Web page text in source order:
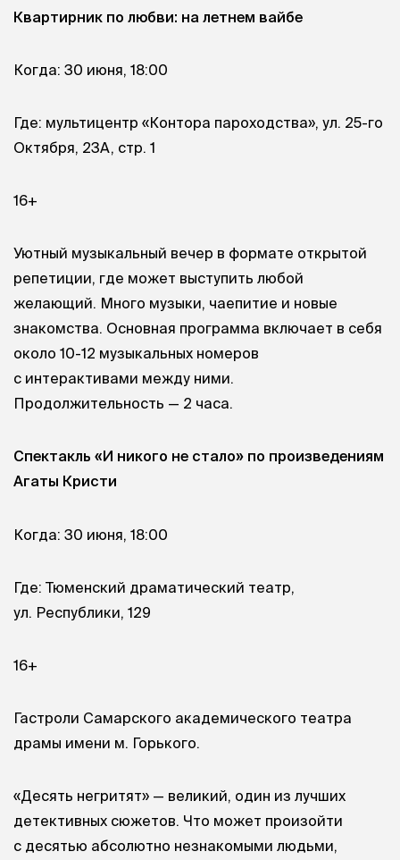
Квартирник по любви: на летнем вайбе
Когда: 30 июня, 18:00
Где: мультицентр «Контора пароходства», ул. 25-го
Октября, 23А, стр. 1
16+
Уютный музыкальный вечер в формате открытой
репетиции, где может выступить любой
желающий. Много музыки, чаепитие и новые
знакомства. Основная программа включает в себя
около 10-12 музыкальных номеров
с интерактивами между ними.
Продолжительность — 2 часа.
Спектакль «И никого не стало» по произведениям
Агаты Кристи
Когда: 30 июня, 18:00
Где: Тюменский драматический театр,
ул. Республики, 129
16+
Гастроли Самарского академического театра
драмы имени м. Горького.
«Десять негритят» — великий, один из лучших
детективных сюжетов. Что может произойти
с десятью абсолютно незнакомыми людьми,